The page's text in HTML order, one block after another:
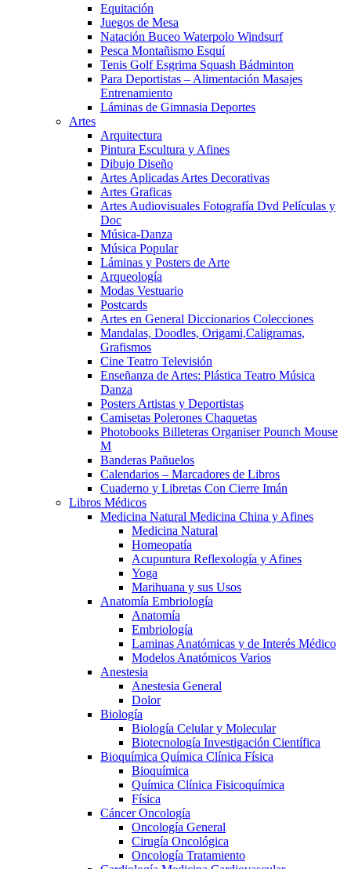
Equitación
Juegos de Mesa
Natación Buceo Waterpolo Windsurf
Pesca Montañismo Esquí
Tenis Golf Esgrima Squash Bádminton
Para Deportistas – Alimentación Masajes
Entrenamiento
Láminas de Gimnasia Deportes
Artes
Arquitectura
Pintura Escultura y Afines
Dibujo Diseño
Artes Aplicadas Artes Decorativas
Artes Graficas
Artes Audiovisuales Fotografía Dvd Películas y
Doc
Música-Danza
Música Popular
Láminas y Posters de Arte
Arqueología
Modas Vestuario
Postcards
Artes en General Diccionarios Colecciones
Mandalas, Doodles, Origami,Caligramas,
Grafismos
Cine Teatro Televisión
Enseñanza de Artes: Plástica Teatro Música
Danza
Posters Artistas y Deportistas
Camisetas Polerones Chaquetas
Photobooks Billeteras Organiser Pounch Mouse
M
Banderas Pañuelos
Calendarios – Marcadores de Libros
Cuaderno y Libretas Con Cierre Imán
Libros Médicos
Medicina Natural Medicina China y Afines
Medicina Natural
Homeopatía
Acupuntura Reflexología y Afines
Yoga
Marihuana y sus Usos
Anatomía Embriología
Anatomía
Embriología
Laminas Anatómicas y de Interés Médico
Modelos Anatómicos Varios
Anestesia
Anestesia General
Dolor
Biología
Biología Celular y Molecular
Biotecnología Investigación Científica
Bioquímica Química Clínica Física
Bioquímica
Química Clínica Fisicoquímica
Física
Cáncer Oncología
Oncología General
Cirugía Oncológica
Oncología Tratamiento